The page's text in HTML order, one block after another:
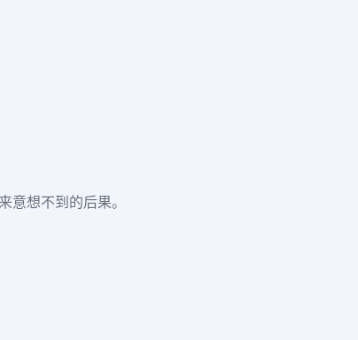
想不到的后果。